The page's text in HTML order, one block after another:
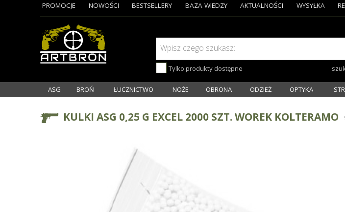
Wpisz czego szukasz:
Tylko produkty dostępne
PROMOCJE NOWOŚCI BESTSELLERY BAZA WIEDZY AKTUALNOŚCI WYSYŁKA
ASG BROŃ ŁUCZNICTWO NOŻE OBRONA ODZIEŻ OPTYKA
KULKI ASG 0,25 G EXCEL 2000 SZT. WOREK KOLTERAMO